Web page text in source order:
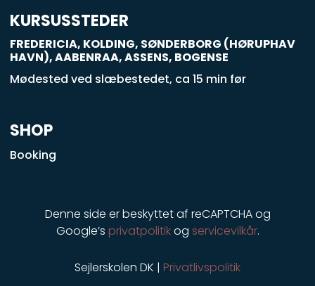
q
u
a
r
KURSUSSTEDER
FREDERICIA, KOLDING, SØNDERBORG (HØRUPHAV
HAVN), AABENRAA, ASSENS, BOGENSE
Mødested ved slæbestedet, ca 15 min før
SHOP
Booking
Denne side er beskyttet af reCAPTCHA og
Google’s privatpolitikog servicevilkår.
Sejlerskolen DK | Privatlivspolitik